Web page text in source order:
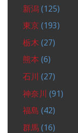
新潟 (125)
東京 (193)
栃木 (27)
熊本 (6)
石川 (27)
神奈川 (91)
福島 (42)
群馬 (16)